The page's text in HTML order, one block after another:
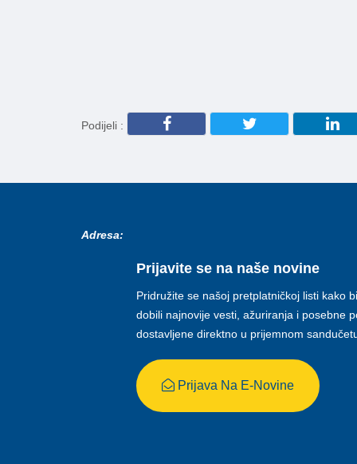
Podijeli :
Adresa:
Prijavite se na naše novine
Pridružite se našoj pretplatničkoj listi kako
dobili najnovije vesti, ažuriranja i posebne
dostavljene direktno u prijemnom
Prijava Na E-Novine